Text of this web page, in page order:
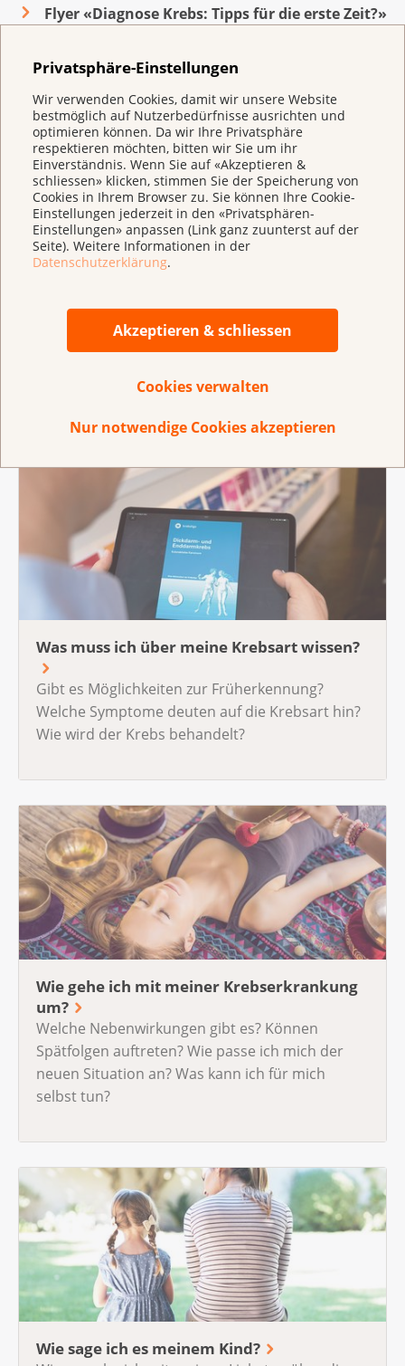
Privatsphäre-Einstellungen
Wir verwenden Cookies, damit wir unsere Website
bestmöglich auf Nutzerbedürfnisse ausrichten und
optimieren können. Da wir Ihre Privatsphäre
respektieren möchten, bitten wir Sie um ihr
Einverständnis. Wenn Sie auf «Akzeptieren &
schliessen» klicken, stimmen Sie der Speicherung von
Cookies in Ihrem Browser zu. Sie können Ihre Cookie-
Einstellungen jederzeit in den «Privatsphären-
Einstellungen» anpassen (Link ganz zuunterst auf der
Seite). Weitere Informationen in der
Datenschutzerklärung.
Akzeptieren & schliessen
Cookies verwalten
Nur notwendige Cookies akzeptieren
Flyer «Diagnose Krebs: Tipps für die erste Zeit?»
Gespräch beim Arzt»
Regionale Krebsligen beraten vor Ort
Mein Glück war die Krebsliga. Sie gab mir
die Impulse auf dem Weg zu einer neuen
Normalität.
Peter Brunold
Cancer Survivor mit Darmkrebs
Peter Brunolds persönliche Geschichte
Was muss ich über meine Krebsart wissen?
Gibt es Möglichkeiten zur Früherkennung?
Welche Symptome deuten auf die Krebsart hin?
Wie wird der Krebs behandelt?
Wie gehe ich mit meiner Krebserkrankung
um?
Welche Nebenwirkungen gibt es? Können
Spätfolgen auftreten? Wie passe ich mich der
neuen Situation an? Was kann ich für mich
selbst tun?
Wie sage ich es meinem Kind?